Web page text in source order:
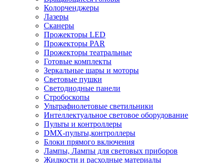
Колорченджеры
Лазеры
Сканеры
Прожекторы LED
Прожекторы PAR
Прожекторы театральные
Готовые комплекты
Зеркальные шары и моторы
Световые пушки
Светодиодные панели
Стробоскопы
Ультрафиолетовые светильники
Интеллектуальное световое оборудование
Пульты и контроллеры
DMX-пульты,контроллеры
Блоки прямого включения
Лампы, Лампы для световых приборов
Жидкости и расходные материалы